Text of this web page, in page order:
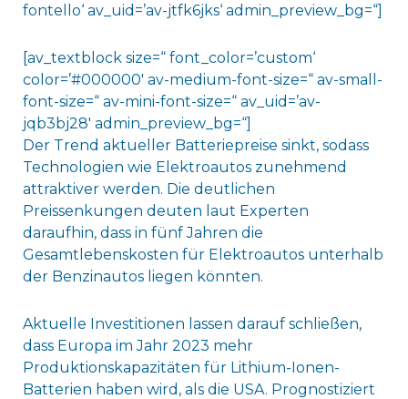
fontello‘ av_uid=’av-jtfk6jks‘ admin_preview_bg=“]
[av_textblock size=“ font_color=’custom‘
color=’#000000′ av-medium-font-size=“ av-small-
font-size=“ av-mini-font-size=“ av_uid=’av-
jqb3bj28′ admin_preview_bg=“]
Der Trend aktueller Batteriepreise sinkt, sodass
Technologien wie Elektroautos zunehmend
attraktiver werden. Die deutlichen
Preissenkungen deuten laut Experten
daraufhin, dass in fünf Jahren die
Gesamtlebenskosten für Elektroautos unterhalb
der Benzinautos liegen könnten.
Aktuelle Investitionen lassen darauf schließen,
dass Europa im Jahr 2023 mehr
Produktionskapazitäten für Lithium-Ionen-
Batterien haben wird, als die USA. Prognostiziert